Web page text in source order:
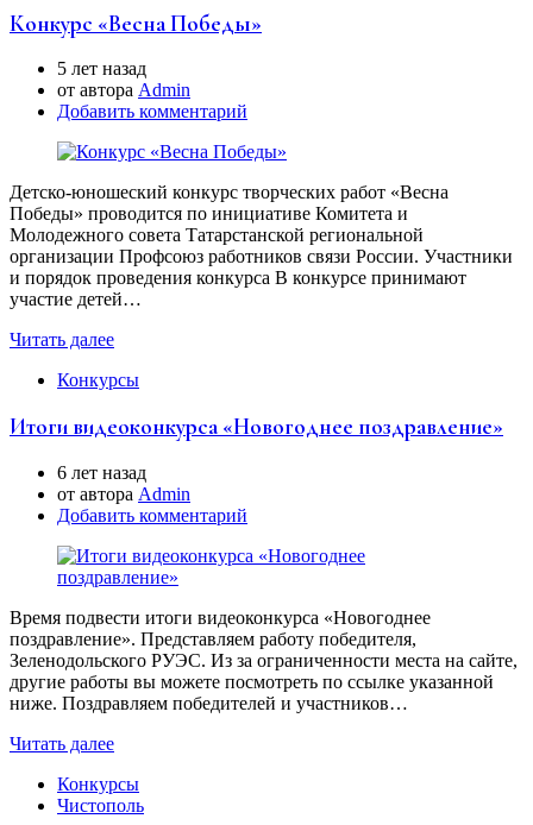
Конкурс «Весна Победы»
5 лет назад
от автора Аdmin
Добавить комментарий
Детско-юношеский конкурс творческих работ «Весна
Победы» проводится по инициативе Комитета и
Молодежного совета Татарстанской региональной
организации Профсоюз работников связи России. Участники
и порядок проведения конкурса В конкурсе принимают
участие детей…
Читать далее
Конкурсы
Итоги видеоконкурса «Новогоднее поздравление»
6 лет назад
от автора Аdmin
Добавить комментарий
Время подвести итоги видеоконкурса «Новогоднее
поздравление». Представляем работу победителя,
Зеленодольского РУЭС. Из за ограниченности места на сайте,
другие работы вы можете посмотреть по ссылке указанной
ниже. Поздравляем победителей и участников…
Читать далее
Конкурсы
Чистополь